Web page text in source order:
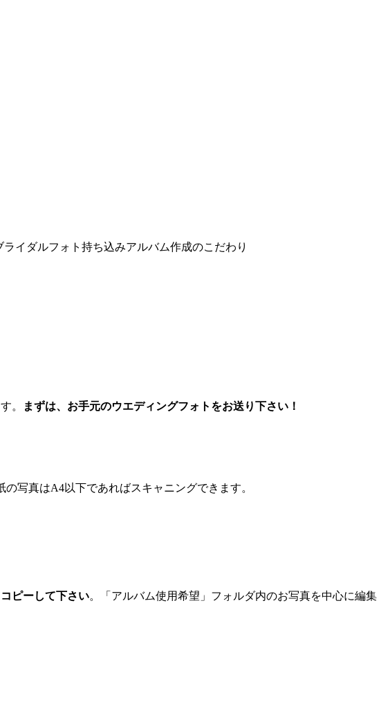
ライダルフォト持ち込みアルバム作成のこだわり
。 まずは、お手元のウエディングフォトをお送り下さい！
写真はA4以下であればスキャニングできます。
ピーして下さい。「アルバム使用希望」フォルダ内のお写真を中心に編集